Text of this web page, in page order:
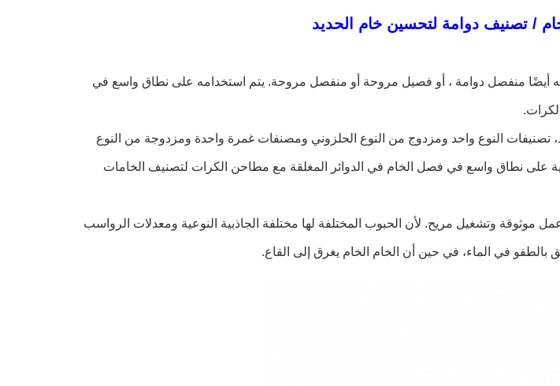
/ تصنيف دوامة لتحسين خام الحديد
أيضًا منفصل دوامة ، أو فصيل مروحة أو منفصل مروحة. يتم استخدامه على نطاق واسع في
تصنيفات النوع واحد ومزدوج من النوع الحلزوني ومصنفات غمرة واحدة ومزدوجة من النوع
على نطاق واسع في فصل الخام في الدوائر المغلقة مع مطاحن الكرات لتصنيف الخامات
موثوقة وتشغيل مريح. لأن الحبوب المختلفة لها مختلفة الجاذبية النوعية ومعدلات الرواسب
بالطفو في الماء، في حين أن الخام الخام يغرق إلى القاع.